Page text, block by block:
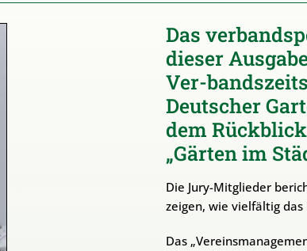
Das
dieser
Ver-
Deutscher
dem
„Gärten im
Die Jury-Mitglieder
zeigen, wie vielfältig
Das